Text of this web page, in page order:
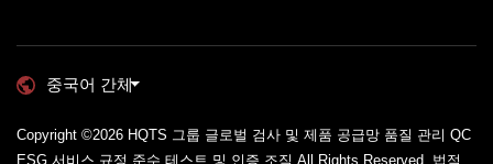
중국어 간체
Copyright ©2026 HQTS 그룹 글로벌 검사 및 제품 공급망 품질 관리 QC
ESG 서비스 규정 준수 테스트 및 인증 조직 All Rights Reserved. 법적